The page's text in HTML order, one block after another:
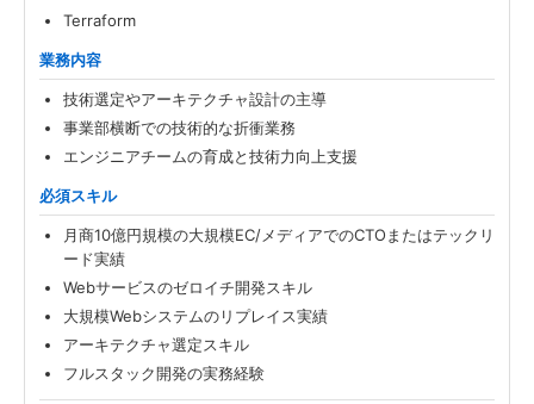
Terraform
業務内容
技術選定やアーキテクチャ設計の主導
事業部横断での技術的な折衝業務
エンジニアチームの育成と技術力向上支援
必須スキル
月商10億円規模の大規模EC/メディアでのCTOまたはテックリ
ード実績
Webサービスのゼロイチ開発スキル
大規模Webシステムのリプレイス実績
アーキテクチャ選定スキル
フルスタック開発の実務経験